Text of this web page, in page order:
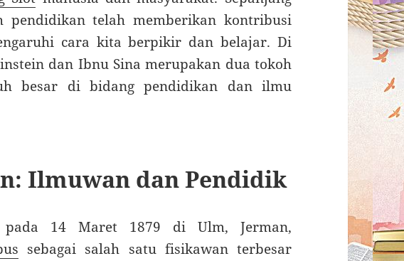
pendidikan telah memberikan kontribusi
cara kita berpikir dan belajar. Di
dan Ibnu Sina merupakan dua tokoh
besar di bidang pendidikan dan ilmu
Ilmuwan dan Pendidik
14 Maret 1879 di Ulm, Jerman,
sebagai salah satu fisikawan terbesar